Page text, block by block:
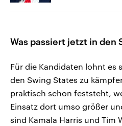
Was passiert jetzt in den
Für die Kandidaten lohnt es
den Swing States zu
praktisch schon feststeht,
Einsatz dort umso größer
sind Kamala Harris und Tim